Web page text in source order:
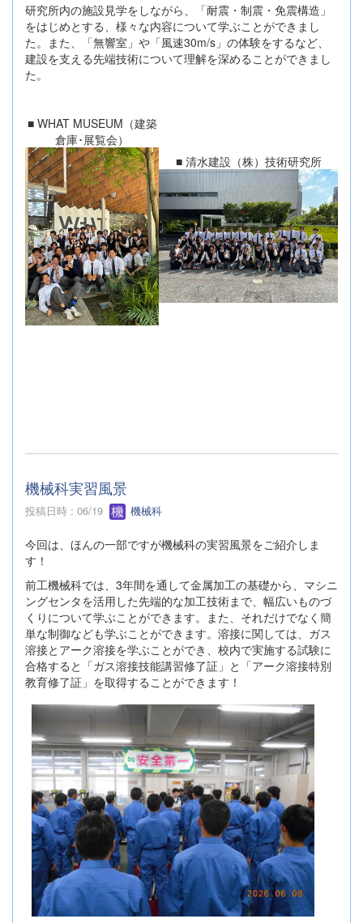
研究所内の施設見学をしながら、「耐震・制震・免震構造」
をはじめとする、様々な内容について学ぶことができまし
た。また、「無響室」や「風速30m/s」の体験をするなど、
建設を支える先端技術について理解を深めることができまし
た。
■ WHAT MUSEUM（建築
倉庫･展覧会）
■ 清水建設（株）技術研究所
機械科実習風景
投稿日時 : 06/19 機械科
今回は、ほんの一部ですが機械科の実習風景をご紹介しま
す！
前工機械科では、3年間を通して金属加工の基礎から、マシニ
ングセンタを活用した先端的な加工技術まで、幅広いものづ
くりについて学ぶことができます。また、それだけでなく簡
単な制御なども学ぶことができます。溶接に関しては、ガス
溶接とアーク溶接を学ぶことができ、校内で実施する試験に
合格すると「ガス溶接技能講習修了証」と「アーク溶接特別
教育修了証」を取得することができます！